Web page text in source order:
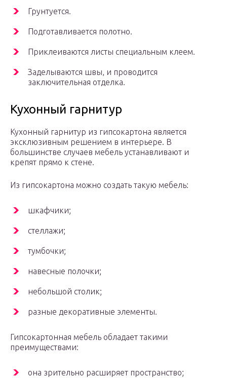
Грунтуется.
Подготавливается полотно.
Приклеиваются листы специальным клеем.
Заделываются швы, и проводится
заключительная отделка.
Кухонный гарнитур
Кухонный гарнитур из гипсокартона является
эксклюзивным решением в интерьере. В
большинстве случаев мебель устанавливают и
крепят прямо к стене.
Из гипсокартона можно создать такую мебель:
шкафчики;
стеллажи;
тумбочки;
навесные полочки;
небольшой столик;
разные декоративные элементы.
Гипсокартонная мебель обладает такими
преимуществами:
она зрительно расширяет пространство;